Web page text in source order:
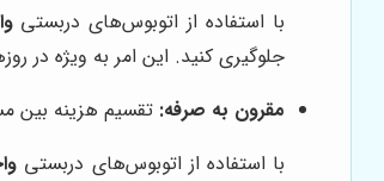
با استفاده از اتوبوس‌های دربستی
جلوگیری کنید. این امر به ویژه
مقرون به صرفه: تقسیم هزینه بین
با استفاده از اتوبوس‌های دربستی